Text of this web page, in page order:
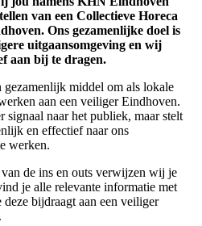
van een Collectieve Horeca
Ons gezamenlijke doel is
uitgaansomgeving en wij
aan bij te dragen.
middel om als lokale
aan een veiliger Eindhoven.
signaal naar het publiek, maar stelt
en effectief naar ons
werken.
de ins en outs verwijzen wij je
je alle relevante informatie met
bijdraagt aan een veiliger